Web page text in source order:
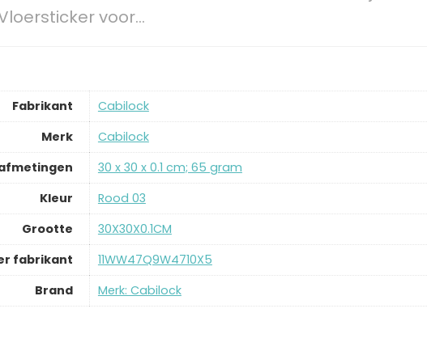
voor…
Fabrikant
‎Cabilock
Merk
‎Cabilock
‎30 x 30 x 0.1 cm; 65 gram
Kleur
‎Rood 03
Grootte
‎30X30X0.1CM
fabrikant
‎11WW47Q9W4710X5
Brand
Merk: Cabilock